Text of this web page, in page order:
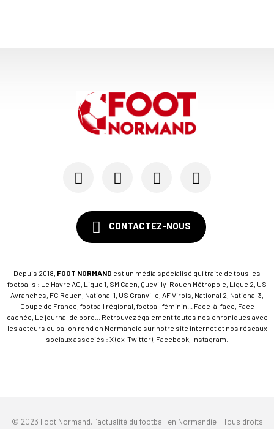
CONTACTEZ-NOUS
Depuis 2018, FOOT NORMAND est un média spécialisé qui traite de tous les
footballs : Le Havre AC, Ligue 1, SM Caen, Quevilly-Rouen Métropole, Ligue 2, US
Avranches, FC Rouen, National 1, US Granville, AF Virois, National 2, National 3,
Coupe de France, football régional, football féminin... Face-à-face, Face
cachée, Le journal de bord... Retrouvez également toutes nos chroniques avec
les acteurs du ballon rond en Normandie sur notre site internet et nos réseaux
sociaux associés : X (ex-Twitter), Facebook, Instagram.
© 2023 Foot Normand, l’actualité du football en Normandie - Tous droits